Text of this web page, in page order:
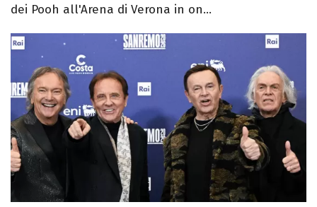
dei Pooh all'Arena di Verona in on...